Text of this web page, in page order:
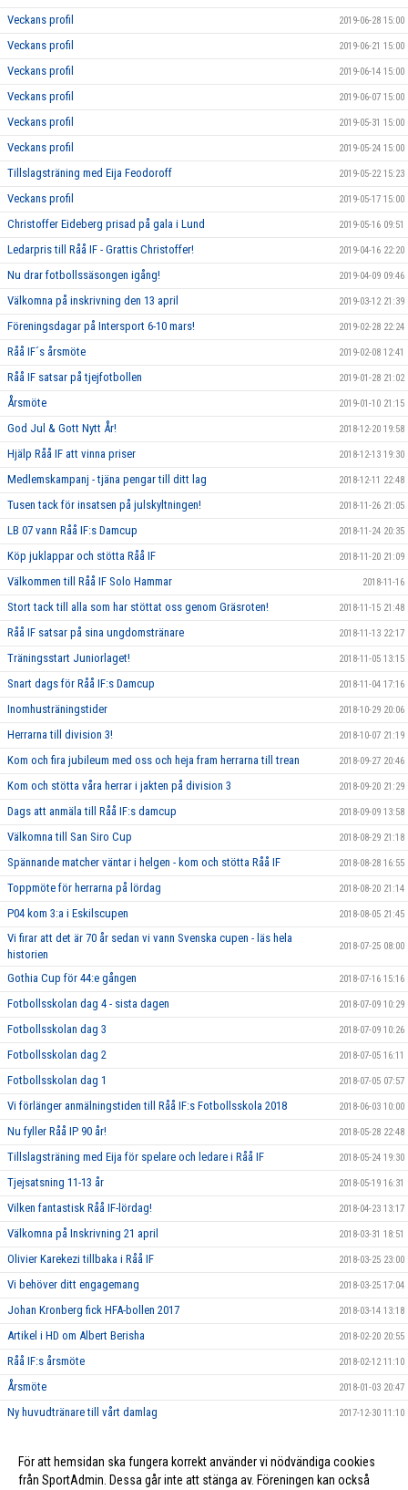
Veckans profil 2019-06-28 15:00
Veckans profil 2019-06-21 15:00
Veckans profil 2019-06-14 15:00
Veckans profil 2019-06-07 15:00
Veckans profil 2019-05-31 15:00
Veckans profil 2019-05-24 15:00
Tillslagsträning med Eija Feodoroff 2019-05-22 15:23
Veckans profil 2019-05-17 15:00
Christoffer Eideberg prisad på gala i Lund 2019-05-16 09:51
Ledarpris till Råå IF - Grattis Christoffer! 2019-04-16 22:20
Nu drar fotbollssäsongen igång! 2019-04-09 09:46
Välkomna på inskrivning den 13 april 2019-03-12 21:39
Föreningsdagar på Intersport 6-10 mars! 2019-02-28 22:24
Råå IF´s årsmöte 2019-02-08 12:41
Råå IF satsar på tjejfotbollen 2019-01-28 21:02
Årsmöte 2019-01-10 21:15
God Jul & Gott Nytt År! 2018-12-20 19:58
Hjälp Råå IF att vinna priser 2018-12-13 19:30
Medlemskampanj - tjäna pengar till ditt lag 2018-12-11 22:48
Tusen tack för insatsen på julskyltningen! 2018-11-26 21:05
LB 07 vann Råå IF:s Damcup 2018-11-24 20:35
Köp juklappar och stötta Råå IF 2018-11-20 21:09
Välkommen till Råå IF Solo Hammar 2018-11-16
Stort tack till alla som har stöttat oss genom Gräsroten! 2018-11-15 21:48
Råå IF satsar på sina ungdomstränare 2018-11-13 22:17
Träningsstart Juniorlaget! 2018-11-05 13:15
Snart dags för Råå IF:s Damcup 2018-11-04 17:16
Inomhusträningstider 2018-10-29 20:06
Herrarna till division 3! 2018-10-07 21:19
Kom och fira jubileum med oss och heja fram herrarna till trean 2018-09-27 20:46
Kom och stötta våra herrar i jakten på division 3 2018-09-20 21:29
Dags att anmäla till Råå IF:s damcup 2018-09-09 13:58
Välkomna till San Siro Cup 2018-08-29 21:18
Spännande matcher väntar i helgen - kom och stötta Råå IF 2018-08-28 16:55
Toppmöte för herrarna på lördag 2018-08-20 21:14
P04 kom 3:a i Eskilscupen 2018-08-05 21:45
Vi firar att det är 70 år sedan vi vann Svenska cupen - läs hela
historien
2018-07-25 08:00
Gothia Cup för 44:e gången 2018-07-16 15:16
Fotbollsskolan dag 4 - sista dagen 2018-07-09 10:29
Fotbollsskolan dag 3 2018-07-09 10:26
Fotbollsskolan dag 2 2018-07-05 16:11
Fotbollsskolan dag 1 2018-07-05 07:57
Vi förlänger anmälningstiden till Råå IF:s Fotbollsskola 2018 2018-06-03 10:00
Nu fyller Råå IP 90 år! 2018-05-28 22:48
Tillslagsträning med Eija för spelare och ledare i Råå IF 2018-05-24 19:30
Tjejsatsning 11-13 år 2018-05-19 16:31
Vilken fantastisk Råå IF-lördag! 2018-04-23 13:17
Välkomna på Inskrivning 21 april 2018-03-31 18:51
Olivier Karekezi tillbaka i Råå IF 2018-03-25 23:00
Vi behöver ditt engagemang 2018-03-25 17:04
Johan Kronberg fick HFA-bollen 2017 2018-03-14 13:18
Artikel i HD om Albert Berisha 2018-02-20 20:55
Råå IF:s årsmöte 2018-02-12 11:10
Årsmöte 2018-01-03 20:47
Ny huvudtränare till vårt damlag 2017-12-30 11:10
2017-01-02 20:35
För att hemsidan ska fungera korrekt använder vi nödvändiga cookies
från SportAdmin. Dessa går inte att stänga av. Föreningen kan också